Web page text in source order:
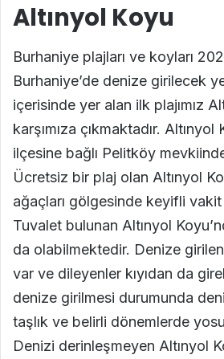
Altınyol Koyu
Burhaniye plajları ve koyları
Burhaniye’de denize girilecek
içerisinde yer alan ilk plajımız
karşımıza çıkmaktadır.
ilçesine bağlı Pelitköy
Ücretsiz bir plaj olan Altınyol
ağaçları gölgesinde keyifli
Tuvalet bulunan Altınyol
da olabilmektedir. Denize
var ve dileyenler kıyıdan da
denize girilmesi durumunda
taşlık ve belirli dönemlerde
Denizi derinleşmeyen Altınyol